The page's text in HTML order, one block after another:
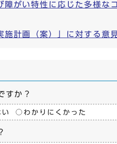
がい特性に応じた多様
施計画（案）」に対する意
すか？
わかりにくかった